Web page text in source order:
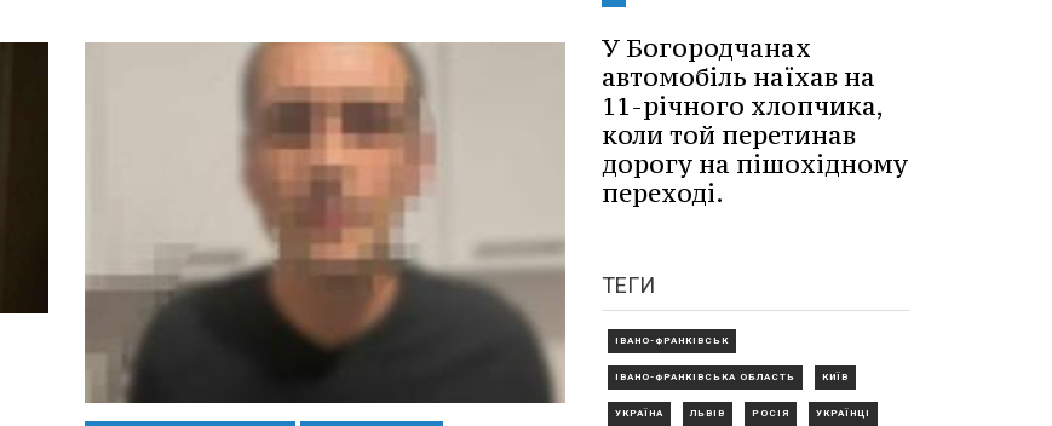
У Богородчанах
автомобіль наїхав на
11-річного хлопчика,
коли той перетинав
дорогу на пішохідному
переході.
ТЕГИ
ІВАНО-ФРАНКІВСЬК
ІВАНО-ФРАНКІВСЬКА ОБЛАСТЬ КИЇВ
УКРАЇНА ЛЬВІВ РОСІЯ УКРАЇНЦІ